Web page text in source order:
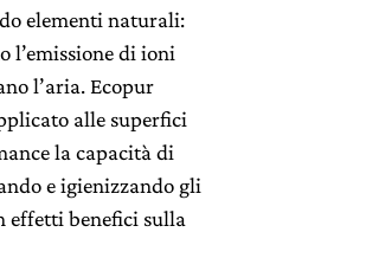
elementi naturali:
l’emissione di ioni
l’aria. Ecopur
alle superfici
la capacità di
e igienizzando gli
effetti benefici sulla